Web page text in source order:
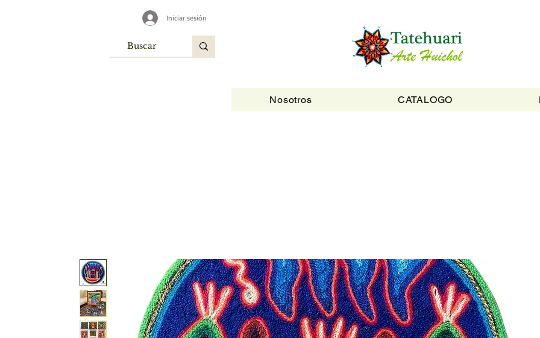
Iniciar sesión
Nosotros CATALOGO